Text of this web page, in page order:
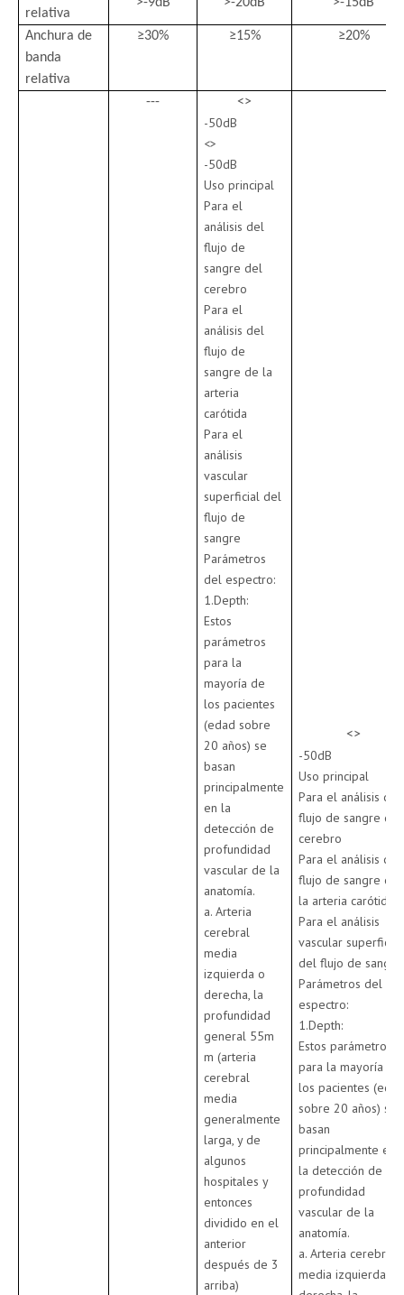
relativa
Anchura de
banda
relativa
≥30% ≥15% ≥20%
--- <>
-50dB
<>
-50dB
Uso principal
Para el
análisis del
flujo de
sangre del
cerebro
Para el
análisis del
flujo de
sangre de la
arteria
carótida
Para el
análisis
vascular
superficial del
flujo de
sangre
Parámetros
del espectro:
1.Depth:
Estos
parámetros
para la
mayoría de
los pacientes
(edad sobre
20 años) se
basan
principalmente
en la
detección de
profundidad
vascular de la
anatomía.
a. Arteria
cerebral
media
izquierda o
derecha, la
profundidad
general 55m
m (arteria
cerebral
media
generalmente
larga, y de
algunos
hospitales y
entonces
dividido en el
anterior
después de 3
arriba)
<>
-50dB
Uso principal
Para el análisis del
flujo de sangre del
cerebro
Para el análisis del
flujo de sangre de
la arteria carótida
Para el análisis
vascular superficial
del flujo de sangre
Parámetros del
espectro:
1.Depth:
Estos parámetros
para la mayoría de
los pacientes
sobre 20 años) se
basan
principalmente en
la detección de
profundidad
vascular de la
anatomía.
a. Arteria cerebral
media izquierda o